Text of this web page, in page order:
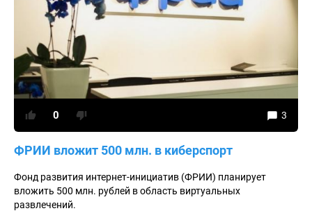
ФРИИ вложит 500 млн. в киберспорт
Фонд развития интернет-инициатив (ФРИИ) планирует
вложить 500 млн. рублей в область виртуальных
развлечений.
0 3